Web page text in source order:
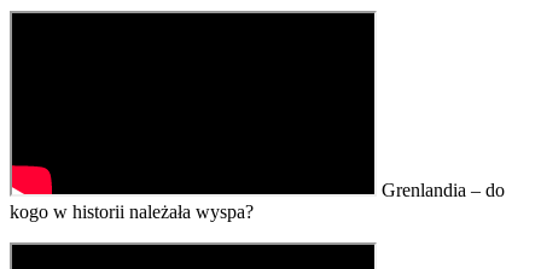
Grenlandia – do
kogo w historii należała wyspa?